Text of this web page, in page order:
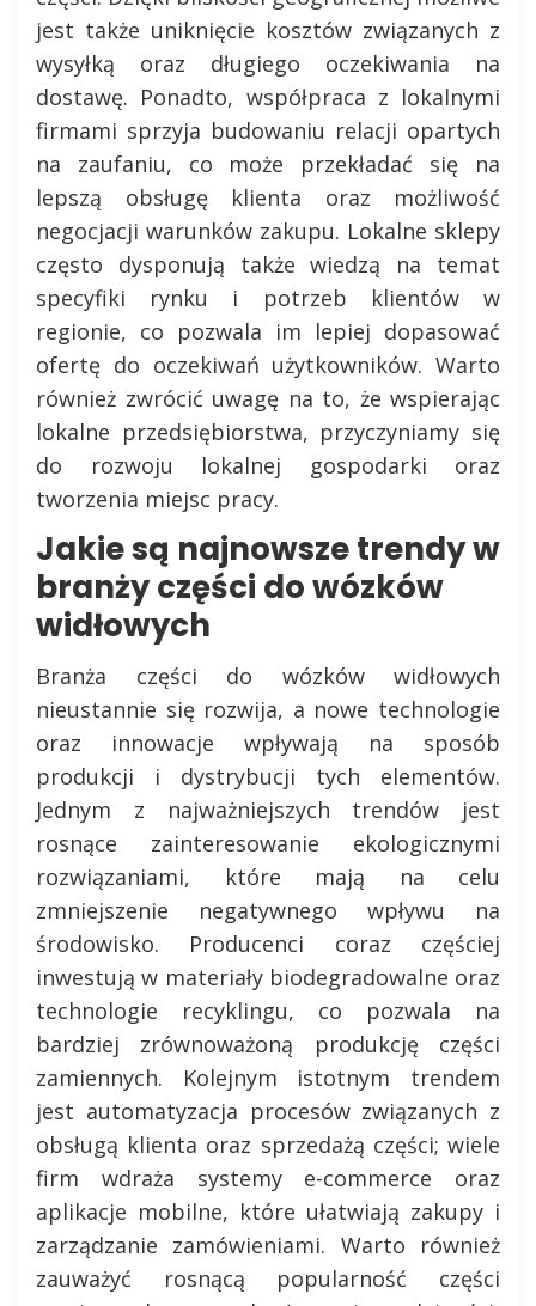
jest także uniknięcie kosztów związanych z
wysyłką oraz długiego oczekiwania na
dostawę. Ponadto, współpraca z lokalnymi
firmami sprzyja budowaniu relacji opartych
na zaufaniu, co może przekładać się na
lepszą obsługę klienta oraz możliwość
negocjacji warunków zakupu. Lokalne sklepy
często dysponują także wiedzą na temat
specyfiki rynku i potrzeb klientów w
regionie, co pozwala im lepiej dopasować
ofertę do oczekiwań użytkowników. Warto
również zwrócić uwagę na to, że wspierając
lokalne przedsiębiorstwa, przyczyniamy się
do rozwoju lokalnej gospodarki oraz
tworzenia miejsc pracy.
Jakie są najnowsze trendy w
branży części do wózków
widłowych
Branża części do wózków widłowych
nieustannie się rozwija, a nowe technologie
oraz innowacje wpływają na sposób
produkcji i dystrybucji tych elementów.
Jednym z najważniejszych trendów jest
rosnące zainteresowanie ekologicznymi
rozwiązaniami, które mają na celu
zmniejszenie negatywnego wpływu na
środowisko. Producenci coraz częściej
inwestują w materiały biodegradowalne oraz
technologie recyklingu, co pozwala na
bardziej zrównoważoną produkcję części
zamiennych. Kolejnym istotnym trendem
jest automatyzacja procesów związanych z
obsługą klienta oraz sprzedażą części; wiele
firm wdraża systemy e-commerce oraz
aplikacje mobilne, które ułatwiają zakupy i
zarządzanie zamówieniami. Warto również
zauważyć rosnącą popularność części